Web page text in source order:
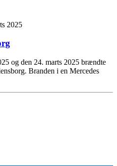
2025
og den 24. marts 2025 brændte
Branden i en Mercedes